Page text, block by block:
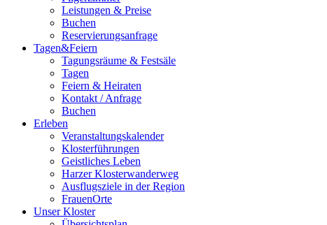
Leistungen & Preise
Buchen
Reservierungsanfrage
Tagen&Feiern
Tagungsräume & Festsäle
Tagen
Feiern & Heiraten
Kontakt / Anfrage
Buchen
Erleben
Veranstaltungskalender
Klosterführungen
Geistliches Leben
Harzer Klosterwanderweg
Ausflugsziele in der Region
FrauenOrte
Unser Kloster